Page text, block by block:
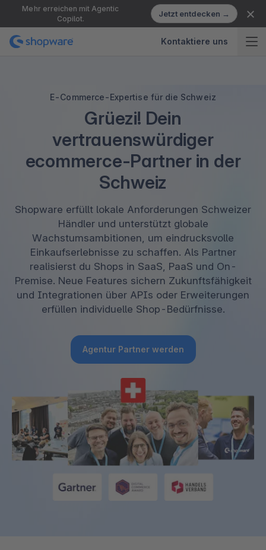
Mehr erreichen mit Agentic
Copilot.
Jetzt entdecken →
Kontaktiere uns
E-Commerce-Expertise für die Schweiz
Grüezi! Dein
vertrauenswürdiger
ecommerce-Partner in der
Schweiz
Shopware erfüllt lokale Anforderungen Schweizer
Händler und unterstützt globale
Wachstumsambitionen, um eindrucksvolle
Einkaufserlebnisse zu schaffen. Als Partner
realisierst du Shops in SaaS, PaaS und On-
Premise. Neue Features sichern Zukunftsfähigkeit
und Integrationen über APIs oder Erweiterungen
erfüllen individuelle Shop-Bedürfnisse.
Agentur Partner werden